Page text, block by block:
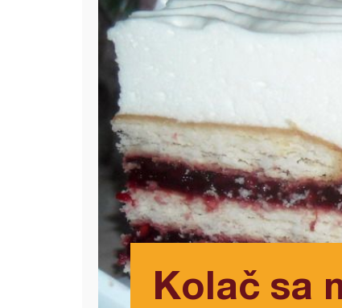
Kolač sa